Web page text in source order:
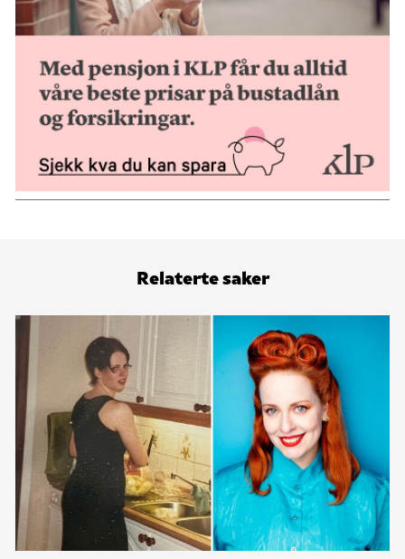
Relaterte saker